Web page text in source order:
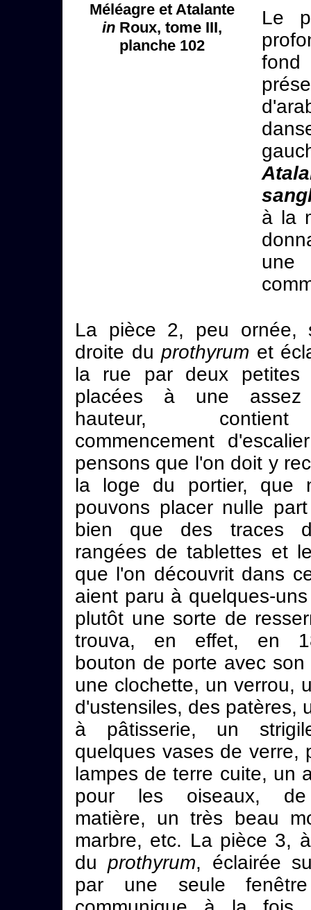
Méléagre et Atalante
inRoux, tome III,
planche 102
Le
fond
à la
La pièce 2, peu ornée,
droite duprothyrum et
la rue par deux petites
placées à une assez
hauteur,
commencement
pensons que l'on doit y
la loge du portier, que
pouvons placer nulle
bien que des traces
rangées de tablettes et
que l'on découvrit dans
aient paru à quelques-
plutôt une sorte de
trouva, en effet, en
bouton de porte avec son
une clochette, un verrou,
d'ustensiles, des patères,
à pâtisserie, un
quelques vases de verre,
lampes de terre cuite, un
pour les oiseaux,
matière, un très beau
marbre, etc. La pièce 3,
duprothyrum, éclairée
par une seule